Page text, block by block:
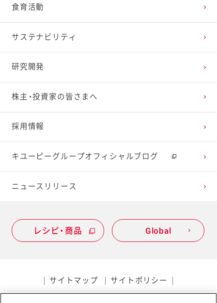
食育活動
サステナビリティ
研究開発
株主・投資家の皆さまへ
採用情報
キユーピーグループオフィシャルブログ
ニュースリリース
レシピ・商品 Global
サイトマップ サイトポリシー